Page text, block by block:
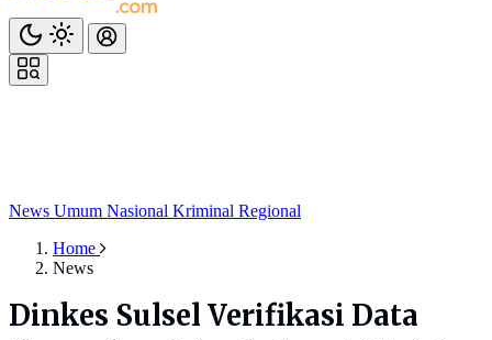
News Umum Nasional Kriminal Regional
Home
News
Dinkes Sulsel Verifikasi Data